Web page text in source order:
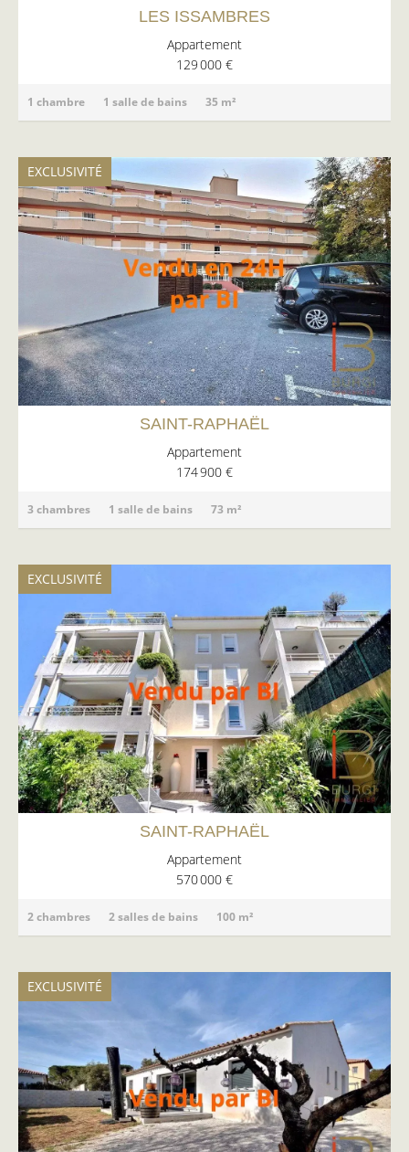
LES ISSAMBRES
Appartement
129 000 €
1 chambre 1 salle de bains 35 m²
SAINT-RAPHAËL
Appartement
174 900 €
3 chambres 1 salle de bains 73 m²
EXCLUSIVITÉ
SAINT-RAPHAËL
Appartement
570 000 €
2 chambres 2 salles de bains 100 m²
EXCLUSIVITÉ
EXCLUSIVITÉ